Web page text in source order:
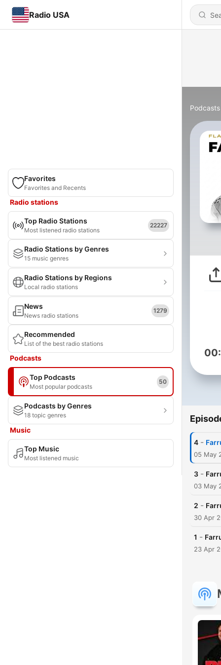
Radio USA
Favorites
Favorites and Recents
Radio stations
Top Radio Stations
Most listened radio stations
22227
Radio Stations by Genres
15 music genres
Radio Stations by Regions
Local radio stations
News
News radio stations
1279
Recommended
List of the best radio stations
Podcasts
Top Podcasts
Most popular podcasts
50
Podcasts by Genres
18 topic genres
Music
Top Music
Most listened music
Podcasts
4 -
05 May
3 -
03 May
2 -
30 Apr
1 -
23 Apr